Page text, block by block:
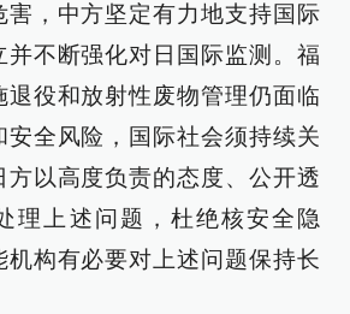
害，中方坚定有力地支持国际
并不断强化对日国际监测。福
退役和放射性废物管理仍面临
安全风险，国际社会须持续关
方以高度负责的态度、公开透
理上述问题，杜绝核安全隐
机构有必要对上述问题保持长